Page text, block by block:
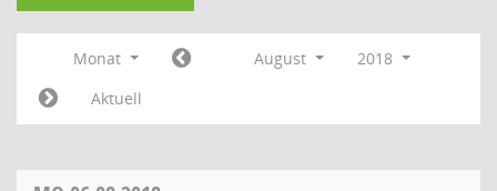
Monat August
2018
Aktuell